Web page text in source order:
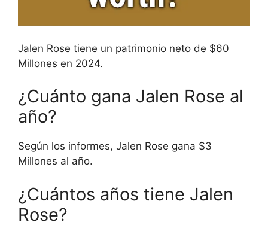
Jalen Rose tiene un patrimonio neto de $60
Millones en 2024.
¿Cuánto gana Jalen Rose al
año?
Según los informes, Jalen Rose gana $3
Millones al año.
¿Cuántos años tiene Jalen
Rose?